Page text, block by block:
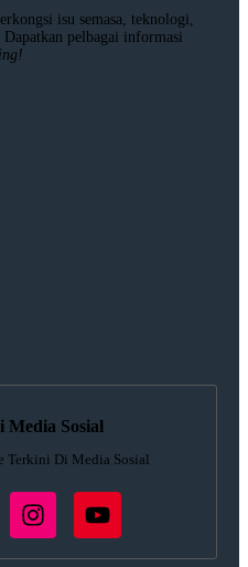
isu semasa, teknologi,
pelbagai informasi
Sosial
Terkini Di Media Sosial